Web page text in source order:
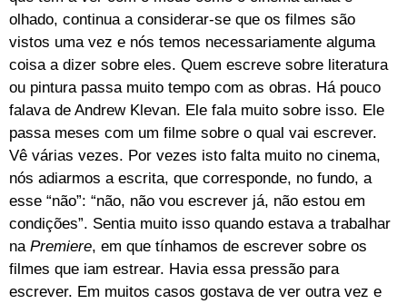
olhado, continua a considerar-se que os filmes são
vistos uma vez e nós temos necessariamente alguma
coisa a dizer sobre eles. Quem escreve sobre literatura
ou pintura passa muito tempo com as obras. Há pouco
falava de Andrew Klevan. Ele fala muito sobre isso. Ele
passa meses com um filme sobre o qual vai escrever.
Vê várias vezes. Por vezes isto falta muito no cinema,
nós adiarmos a escrita, que corresponde, no fundo, a
esse “não”: “não, não vou escrever já, não estou em
condições”. Sentia muito isso quando estava a trabalhar
na Premiere, em que tínhamos de escrever sobre os
filmes que iam estrear. Havia essa pressão para
escrever. Em muitos casos gostava de ver outra vez e